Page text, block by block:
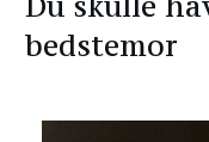
bedstemor